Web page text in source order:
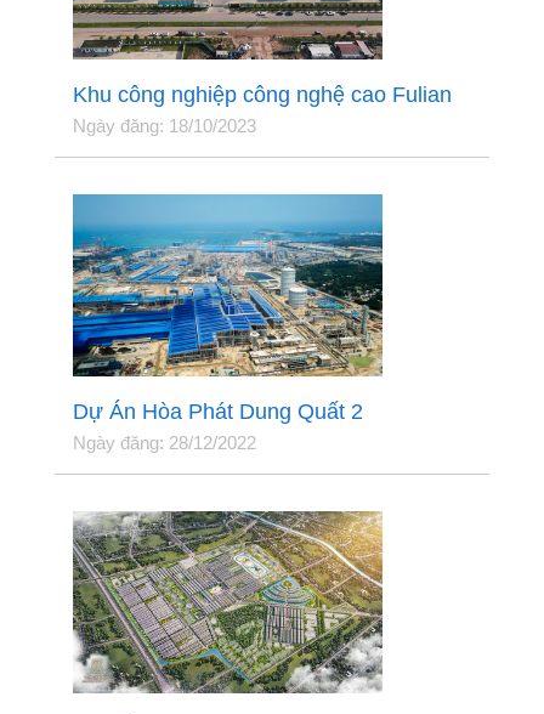
Khu công nghiệp công nghệ cao Fulian
Ngày đăng: 18/10/2023
Dự Án Hòa Phát Dung Quất 2
Ngày đăng: 28/12/2022